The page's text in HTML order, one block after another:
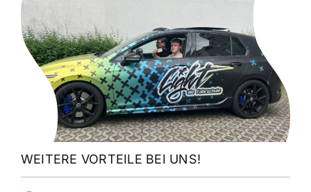
WEITERE VORTEILE BEI UNS!